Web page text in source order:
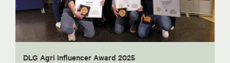
DLG Agri Influencer Award 2025